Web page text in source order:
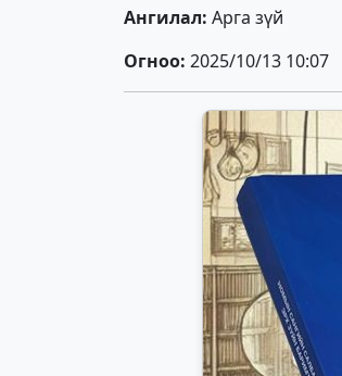
Ангилал: Арга зүй
Огноо: 2025/10/13 10:07